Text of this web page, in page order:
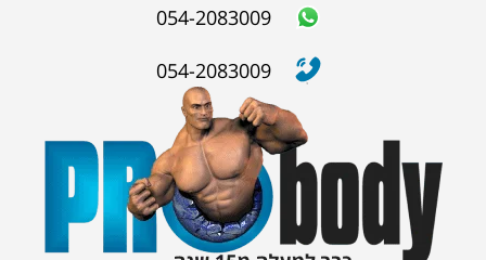
054-2083009
054-2083009